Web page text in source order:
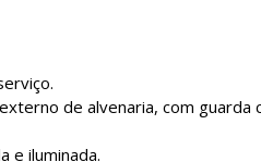
de alvenaria, com guarda
e iluminada.